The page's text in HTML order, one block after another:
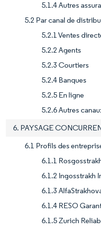
5.1.4 Autres
5.2 Par canal de
5.2.1 Ventes
5.2.2 Agents
5.2.3 Courtiers
5.2.4 Banques
5.2.5 En ligne
5.2.6 Autres
6. PAYSAGE
6.1 Profils des
6.1.1
6.1.2 Ingosstrakh
6.1.3
6.1.4 RESO
6.1.5 Zurich